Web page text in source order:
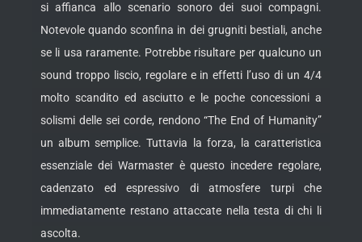
si affianca allo scenario sonoro dei suoi compagni.
Notevole quando sconfina in dei grugniti bestiali, anche
se li usa raramente. Potrebbe risultare per qualcuno un
sound troppo liscio, regolare e in effetti l’uso di un 4/4
molto scandito ed asciutto e le poche concessioni a
solismi delle sei corde, rendono “The End of Humanity”
un album semplice. Tuttavia la forza, la caratteristica
essenziale dei Warmaster è questo incedere regolare,
cadenzato ed espressivo di atmosfere turpi che
immediatamente restano attaccate nella testa di chi li
ascolta.